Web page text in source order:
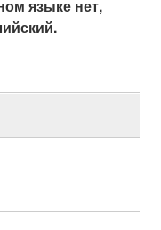
языке нет,